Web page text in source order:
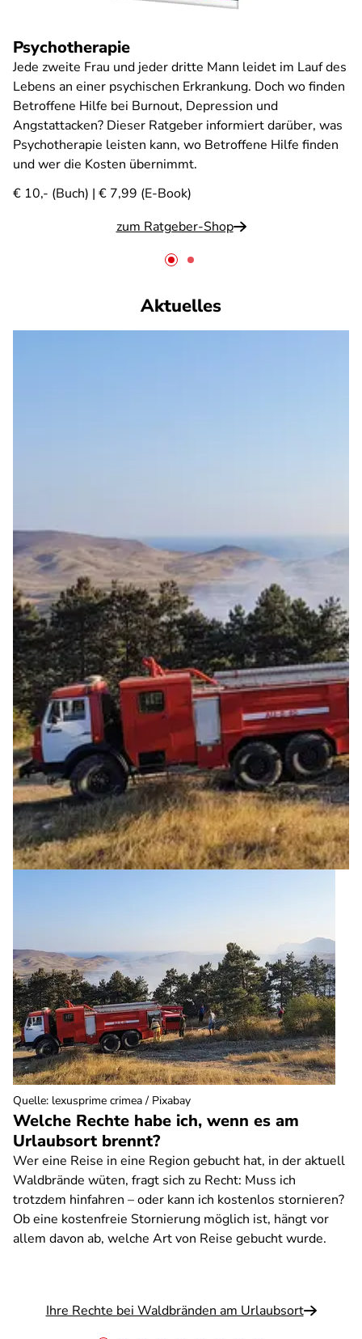
Psychotherapie
Jede zweite Frau und jeder dritte Mann leidet im Lauf des
Lebens an einer psychischen Erkrankung. Doch wo finden
Betroffene Hilfe bei Burnout, Depression und
Angstattacken? Dieser Ratgeber informiert darüber, was
Psychotherapie leisten kann, wo Betroffene Hilfe finden
und wer die Kosten übernimmt.
€ 10,- (Buch) | € 7,99 (E-Book)
zum Ratgeber-Shop
Aktuelles
Welche Rechte habe ich, wenn es am
Urlaubsort brennt?
Wer eine Reise in eine Region gebucht hat, in der aktuell
Waldbrände wüten, fragt sich zu Recht: Muss ich
trotzdem hinfahren – oder kann ich kostenlos stornieren?
Ob eine kostenfreie Stornierung möglich ist, hängt vor
allem davon ab, welche Art von Reise gebucht wurde.
Ihre Rechte bei Waldbränden am Urlaubsort
Quelle: lexusprime crimea / Pixabay